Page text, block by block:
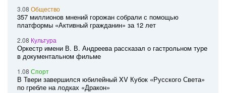
3.08 Общество
357 миллионов мнений горожан собрали с помощью
платформы «Активный гражданин» за 12 лет
2.08 Культура
Оркестр имени В. В. Андреева рассказал о гастрольном туре
в документальном фильме
1.08 Спорт
В Твери завершился юбилейный XV Кубок «Русского Света»
по гребле на лодках «Дракон»